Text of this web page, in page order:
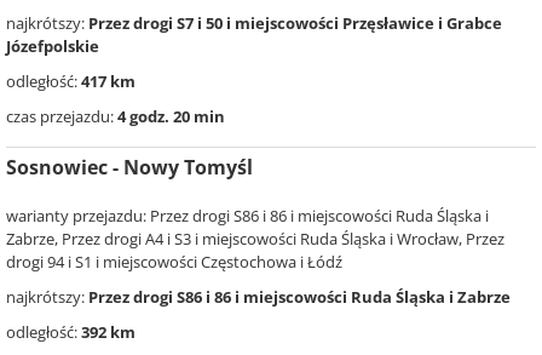
najkrótszy: Przez drogi S7 i 50 i miejscowości Przęsławice i Grabce
Józefpolskie
odległość:417 km
czas przejazdu:4 godz. 20 min
Sosnowiec - Nowy Tomyśl
warianty przejazdu: Przez drogi S86 i 86 i miejscowości Ruda Śląska i
Zabrze, Przez drogi A4 i S3 i miejscowości Ruda Śląska i Wrocław, Przez
drogi 94 i S1 i miejscowości Częstochowa i Łódź
najkrótszy: Przez drogi S86 i 86 i miejscowości Ruda Śląska i Zabrze
odległość:392 km